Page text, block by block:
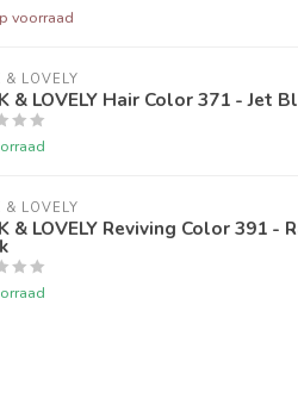
voorraad
& LOVELY
& LOVELY Hair Color 371 - Jet
& LOVELY
& LOVELY Reviving Color 391 -